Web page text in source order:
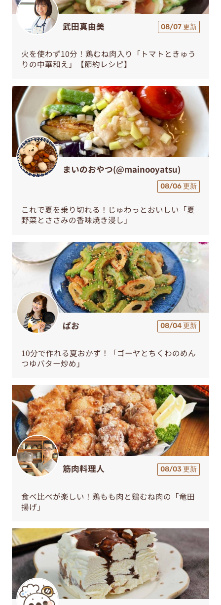
武田真由美 08/07 更新
火を使わず10分！鶏むね肉入り「トマトときゅう
りの中華和え」【節約レシピ】
まいのおやつ(@mainooyatsu)
08/06 更新
これで夏を乗り切れる！じゅわっとおいしい「夏
野菜とささみの香味焼き浸し」
ぱお 08/04 更新
10分で作れる夏おかず！「ゴーヤとちくわのめん
つゆバター炒め」
筋肉料理人 08/03 更新
食べ比べが楽しい！鶏もも肉と鶏むね肉の「竜田
揚げ」